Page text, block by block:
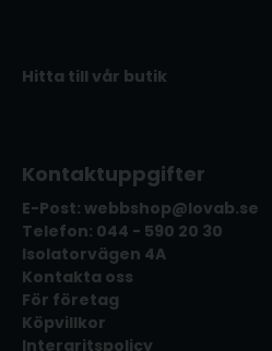
Hitta till vår butik
Kontaktuppgifter
E-Post: webbshop@lovab.se
Telefon: 044 - 590 20 30
Isolatorvägen 4A
Kontakta oss
För företag
Köpvillkor
Intergritspolicy